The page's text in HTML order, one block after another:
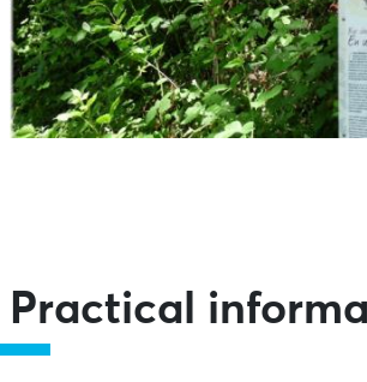
Practical